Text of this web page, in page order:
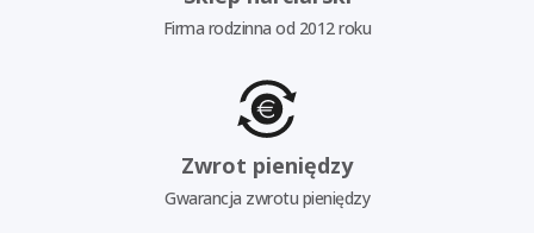
Firma rodzinna od 2012 roku
Zwrot pieniędzy
Gwarancja zwrotu pieniędzy